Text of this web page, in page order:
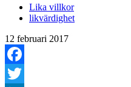
Lika villkor
likvärdighet
12 februari 2017
Facebook